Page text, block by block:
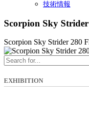
技術情報
Scorpion Sky
Scorpion Sky Strider 280
EXHIBITION